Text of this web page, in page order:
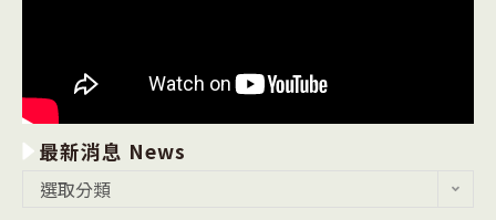
最新消息 News
選取分類